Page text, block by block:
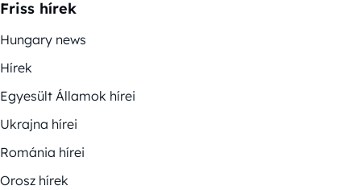
Friss hírek
Hungary news
Hírek
Egyesült Államok hírei
Ukrajna hírei
Románia hírei
Orosz hírek